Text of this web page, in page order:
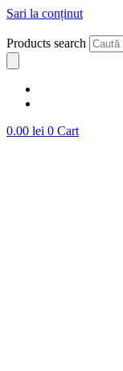
Sari la conținut
Products search
0.00 lei 0 Cart